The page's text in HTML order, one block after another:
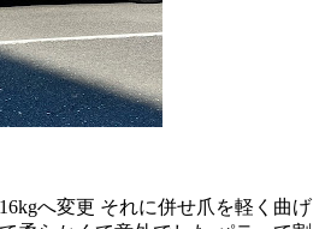
へ変更 それに併せ爪を軽く曲げ